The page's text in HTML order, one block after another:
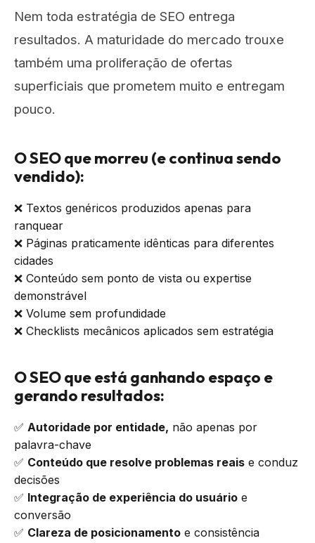
Nem toda estratégia de SEO entrega
resultados. A maturidade do mercado trouxe
também uma proliferação de ofertas
superficiais que prometem muito e entregam
pouco.
O SEO que morreu (e continua sendo
vendido):
❌ Textos genéricos produzidos apenas para
ranquear
❌ Páginas praticamente idênticas para diferentes
cidades
❌ Conteúdo sem ponto de vista ou expertise
demonstrável
❌ Volume sem profundidade
❌ Checklists mecânicos aplicados sem estratégia
O SEO que está ganhando espaço e
gerando resultados:
✅ Autoridade por entidade, não apenas por
palavra-chave
✅ Conteúdo que resolve problemas reais e conduz
decisões
✅ Integração de experiência do usuário e
conversão
✅ Clareza de posicionamento e consistência